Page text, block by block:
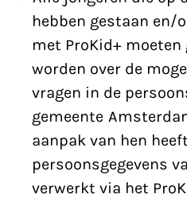
hebben gestaan en/
met ProKid+
worden over de
vragen in de
gemeente
aanpak van hen
persoonsgegevens
verwerkt via het